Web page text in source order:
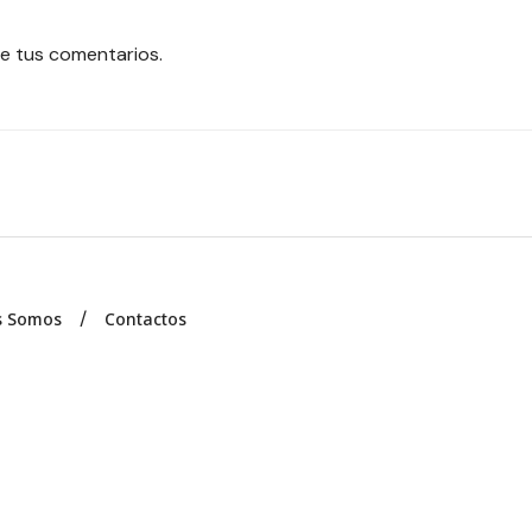
tus comentarios.
Somos Contactos